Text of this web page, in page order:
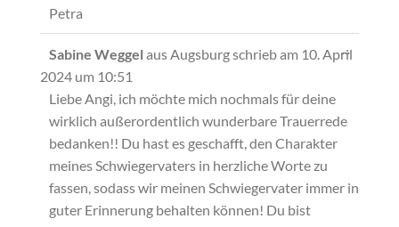
Petra
Sabine Weggel ausAugsburgschrieb am 10. April
2024 um 10:51
Liebe Angi, ich möchte mich nochmals für deine
wirklich außerordentlich wunderbare Trauerrede
bedanken!! Du hast es geschafft, den Charakter
meines Schwiegervaters in herzliche Worte zu
fassen, sodass wir meinen Schwiegervater immer in
guter Erinnerung behalten können! Du bist
...Diese
Metabox